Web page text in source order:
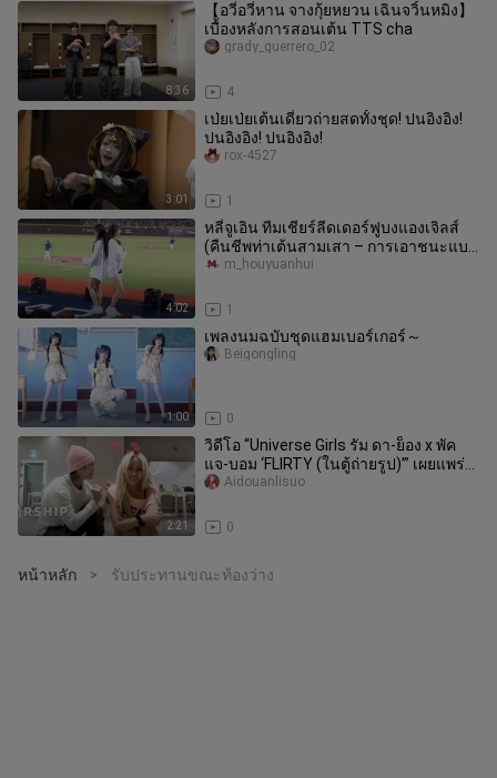
8:36
【อวี๋อวี่หาน จางกุ้ยหยวน เฉินจวิ้นหมิง】
เบื้องหลังการสอนเต้น TTS cha
4
grady_guerrero_02
3:01
เป่ยเป่ยเต้นเดี่ยวถ่ายสดทั้งชุด! ปนอิงอิง!
ปนอิงอิง! ปนอิงอิง!
1
rox-4527
4:02
หลี่จูเอิน ทีมเชียร์ลีดเดอร์ฟูบงแองเจิลส์
(คืนชีพท่าเต้นสามเสา – การเอาชนะแบบ
สามซิงก์)
1
m_houyuanhui
1:00
เพลงนมฉบับชุดแฮมเบอร์เกอร์～
0
Beigongling
2:21
วิดีโอ “Universe Girls รัม ดา-ย็อง x พัค
แจ-บอม ‘FLIRTY (ในตู้ถ่ายรูป)’” เผยแพร่
แล้ว!
0
Aidouanlisuo
หน้าหลัก > รับประทานขณะท้องว่าง